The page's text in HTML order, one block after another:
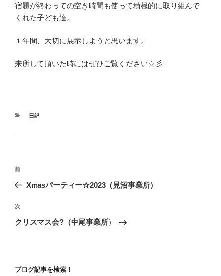
宿題が終わっての空き時間も使って積極的に取り組んで
くれた子ども達。
１年間、大切に展示しようと思います。
来所して頂いた時にはぜひご覧ください☆彡
カ
日記
投
ビ
ゲ
前
の
稿
前
Xmasパーティー☆2023（見沼事業所）
次
の
次
クリスマス会?（中尾事業所）
ブログ記事を検索！